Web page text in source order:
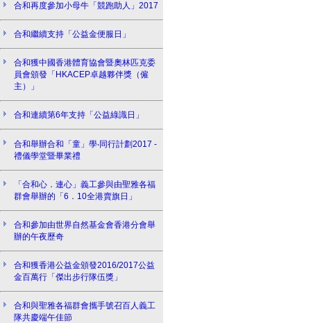
合和再度參加小母牛「競跑助人」2017
合和繼續支持「公益金便服日」
合和獲中國香港體育協會暨奧林匹克委
員會頒發「HKACEP卓越夥伴獎（僱
主）」
合和連續第6年支持「公益綠識日」
合和舉辦合和「童」學‧同行計劃2017 -
禮儀學堂暨畢業禮
「合和心．連心」義工參與由聖雅各福
群會舉辦的「6．10全港賣旗日」
合和參加由世界自然基金會香港分會舉
辦的午夜歷奇
合和獲香港公益金頒發2016/2017公益
金百萬行「傑出步行隊伍獎」
合和與聖雅各福群會攜手號召百人義工
隊共慶端午佳節